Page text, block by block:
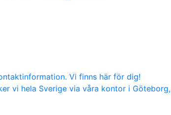
Vi finns här för dig!
vi hela Sverige via våra kontor i